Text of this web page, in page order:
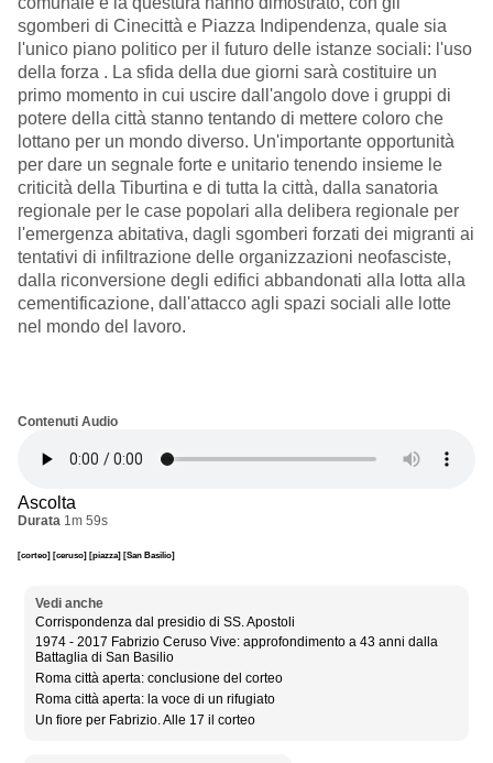
sgomberi di Cinecittà e Piazza Indipendenza, quale sia
l'unico piano politico per il futuro delle istanze sociali: l'uso
della forza . La sfida della due giorni sarà costituire un
primo momento in cui uscire dall'angolo dove i gruppi di
potere della città stanno tentando di mettere coloro che
lottano per un mondo diverso. Un'importante opportunità
per dare un segnale forte e unitario tenendo insieme le
criticità della Tiburtina e di tutta la città, dalla sanatoria
regionale per le case popolari alla delibera regionale per
l'emergenza abitativa, dagli sgomberi forzati dei migranti ai
tentativi di infiltrazione delle organizzazioni neofasciste,
dalla riconversione degli edifici abbandonati alla lotta alla
cementificazione, dall'attacco agli spazi sociali alle lotte
nel mondo del lavoro.
Contenuti Audio
Ascolta
Durata 1m 59s
[corteo] [ceruso] [piazza] [San Basilio]
Vedi anche
Corrispondenza dal presidio di SS. Apostoli
1974 - 2017 Fabrizio Ceruso Vive: approfondimento a 43 anni dalla
Battaglia di San Basilio
Roma città aperta: conclusione del corteo
Roma città aperta: la voce di un rifugiato
Un fiore per Fabrizio. Alle 17 il corteo